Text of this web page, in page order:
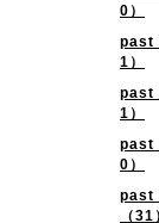
0）
past
1）
past
1）
past
0）
past
（31